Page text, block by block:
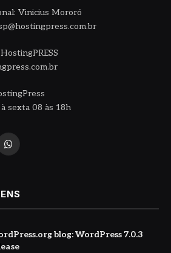
Vinicius Mororó
sexta 08 às 18h
WhatsApp
blog: WordPress 7.0.3